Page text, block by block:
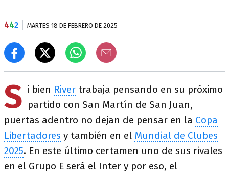
442 MARTES 18 DE FEBRERO DE 2025
S i bien River trabaja pensando en su próximo
partido con San Martín de San Juan,
puertas adentro no dejan de pensar en la Copa
Libertadores y también en el Mundial de Clubes
2025. En este último certamen uno de sus rivales
en el Grupo E será el Inter y por eso, el